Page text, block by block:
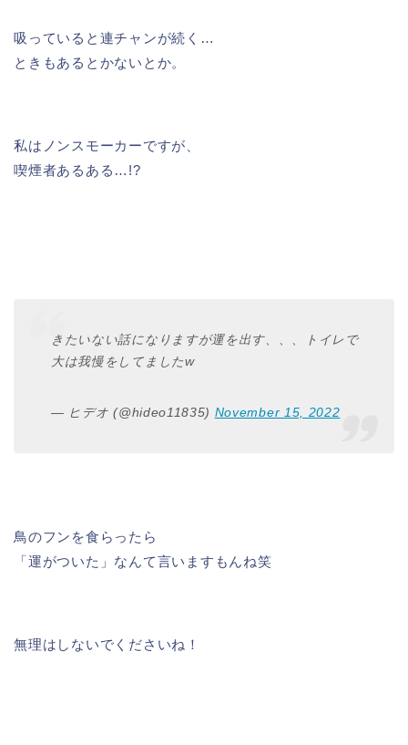
吸っていると連チャンが続く…
ときもあるとかないとか。
私はノンスモーカーですが、
喫煙者あるある…!?
きたいない話になりますが運を出す、、、トイレで
大は我慢をしてましたw
— ヒデオ (@hideo11835) November 15, 2022
鳥のフンを食らったら
「運がついた」なんて言いますもんね笑
無理はしないでくださいね！